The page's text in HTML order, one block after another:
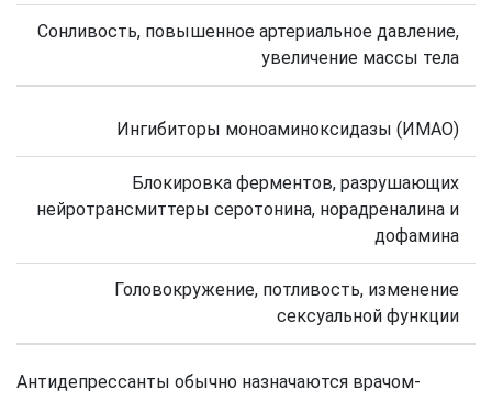
Сонливость, повышенное артериальное давление,
увеличение массы тела
Ингибиторы моноаминоксидазы (ИМАО)
Блокировка ферментов, разрушающих
нейротрансмиттеры серотонина, норадреналина и
дофамина
Головокружение, потливость, изменение
сексуальной функции
Антидепрессанты обычно назначаются врачом-